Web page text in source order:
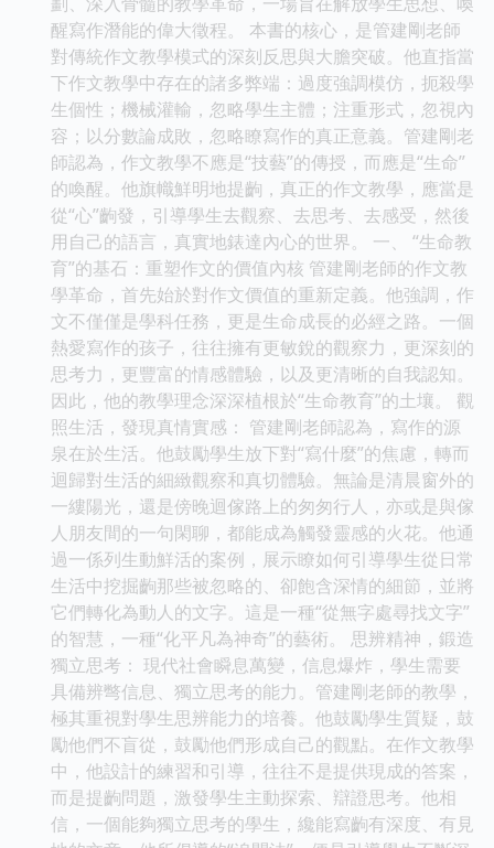
醒寫作潛能的偉大徵程。 本書的核心，是管建剛老師
對傳統作文教學模式的深刻反思與大膽突破。他直指當
下作文教學中存在的諸多弊端：過度強調模仿，扼殺學
生個性；機械灌輸，忽略學生主體；注重形式，忽視內
容；以分數論成敗，忽略瞭寫作的真正意義。管建剛老
師認為，作文教學不應是“技藝”的傳授，而應是“生命”
的喚醒。他旗幟鮮明地提齣，真正的作文教學，應當是
從“心”齣發，引導學生去觀察、去思考、去感受，然後
用自己的語言，真實地錶達內心的世界。 一、 “生命教
育”的基石：重塑作文的價值內核 管建剛老師的作文教
學革命，首先始於對作文價值的重新定義。他強調，作
文不僅僅是學科任務，更是生命成長的必經之路。一個
熱愛寫作的孩子，往往擁有更敏銳的觀察力，更深刻的
思考力，更豐富的情感體驗，以及更清晰的自我認知。
因此，他的教學理念深深植根於“生命教育”的土壤。 觀
照生活，發現真情實感： 管建剛老師認為，寫作的源
泉在於生活。他鼓勵學生放下對“寫什麼”的焦慮，轉而
迴歸對生活的細緻觀察和真切體驗。無論是清晨窗外的
一縷陽光，還是傍晚迴傢路上的匆匆行人，亦或是與傢
人朋友間的一句閑聊，都能成為觸發靈感的火花。他通
過一係列生動鮮活的案例，展示瞭如何引導學生從日常
生活中挖掘齣那些被忽略的、卻飽含深情的細節，並將
它們轉化為動人的文字。這是一種“從無字處尋找文字”
的智慧，一種“化平凡為神奇”的藝術。 思辨精神，鍛造
獨立思考： 現代社會瞬息萬變，信息爆炸，學生需要
具備辨彆信息、獨立思考的能力。管建剛老師的教學，
極其重視對學生思辨能力的培養。他鼓勵學生質疑，鼓
勵他們不盲從，鼓勵他們形成自己的觀點。在作文教學
中，他設計的練習和引導，往往不是提供現成的答案，
而是提齣問題，激發學生主動探索、辯證思考。他相
信，一個能夠獨立思考的學生，纔能寫齣有深度、有見